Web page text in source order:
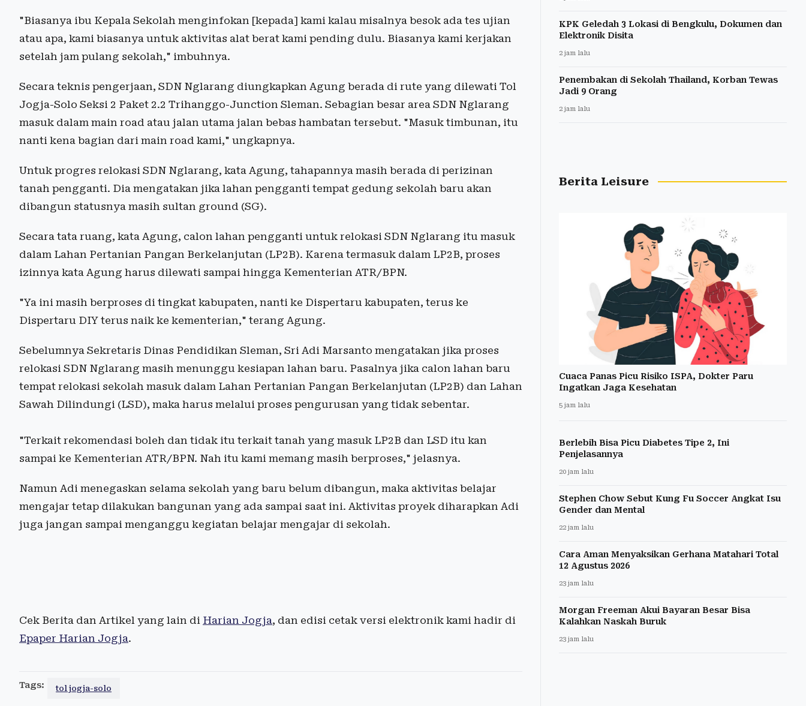
"Biasanya ibu Kepala Sekolah menginfokan [kepada] kami kalau misalnya besok ada tes ujian
atau apa, kami biasanya untuk aktivitas alat berat kami pending dulu. Biasanya kami kerjakan
setelah jam pulang sekolah," imbuhnya.
Secara teknis pengerjaan, SDN Nglarang diungkapkan Agung berada di rute yang dilewati Tol
Jogja-Solo Seksi 2 Paket 2.2 Trihanggo-Junction Sleman. Sebagian besar area SDN Nglarang
masuk dalam main road atau jalan utama jalan bebas hambatan tersebut. "Masuk timbunan, itu
nanti kena bagian dari main road kami," ungkapnya.
Untuk progres relokasi SDN Nglarang, kata Agung, tahapannya masih berada di perizinan
tanah pengganti. Dia mengatakan jika lahan pengganti tempat gedung sekolah baru akan
dibangun statusnya masih sultan ground (SG).
Secara tata ruang, kata Agung, calon lahan pengganti untuk relokasi SDN Nglarang itu masuk
dalam Lahan Pertanian Pangan Berkelanjutan (LP2B). Karena termasuk dalam LP2B, proses
izinnya kata Agung harus dilewati sampai hingga Kementerian ATR/BPN.
"Ya ini masih berproses di tingkat kabupaten, nanti ke Dispertaru kabupaten, terus ke
Dispertaru DIY terus naik ke kementerian," terang Agung.
Sebelumnya Sekretaris Dinas Pendidikan Sleman, Sri Adi Marsanto mengatakan jika proses
relokasi SDN Nglarang masih menunggu kesiapan lahan baru. Pasalnya jika calon lahan baru
tempat relokasi sekolah masuk dalam Lahan Pertanian Pangan Berkelanjutan (LP2B) dan Lahan
Sawah Dilindungi (LSD), maka harus melalui proses pengurusan yang tidak sebentar.
"Terkait rekomendasi boleh dan tidak itu terkait tanah yang masuk LP2B dan LSD itu kan
sampai ke Kementerian ATR/BPN. Nah itu kami memang masih berproses," jelasnya.
Namun Adi menegaskan selama sekolah yang baru belum dibangun, maka aktivitas belajar
mengajar tetap dilakukan bangunan yang ada sampai saat ini. Aktivitas proyek diharapkan Adi
juga jangan sampai menganggu kegiatan belajar mengajar di sekolah.
Cek Berita dan Artikel yang lain di Harian Jogja, dan edisi cetak versi elektronik kami hadir di
Epaper Harian Jogja.
Tags: tol jogja-solo
KPK Geledah 3 Lokasi di Bengkulu, Dokumen dan
Elektronik Disita
2 jam lalu
Penembakan di Sekolah Thailand, Korban Tewas
Jadi 9 Orang
2 jam lalu
Berita Leisure
Cuaca Panas Picu Risiko ISPA, Dokter Paru
Ingatkan Jaga Kesehatan
5 jam lalu
Berlebih Bisa Picu Diabetes Tipe 2, Ini
Penjelasannya
20 jam lalu
Stephen Chow Sebut Kung Fu Soccer Angkat Isu
Gender dan Mental
22 jam lalu
Cara Aman Menyaksikan Gerhana Matahari Total
12 Agustus 2026
23 jam lalu
Morgan Freeman Akui Bayaran Besar Bisa
Kalahkan Naskah Buruk
23 jam lalu